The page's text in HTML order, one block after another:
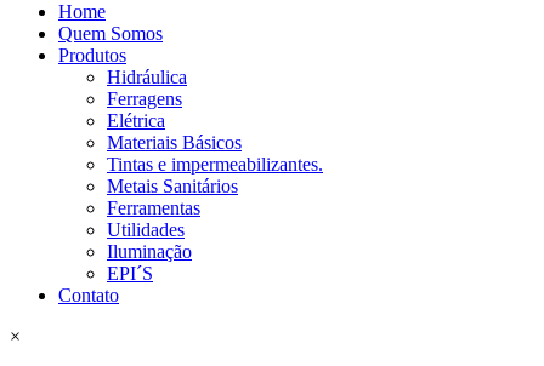
Home
Quem Somos
Produtos
Hidráulica
Ferragens
Elétrica
Materiais Básicos
Tintas e impermeabilizantes.
Metais Sanitários
Ferramentas
Utilidades
Iluminação
EPI´S
Contato
×